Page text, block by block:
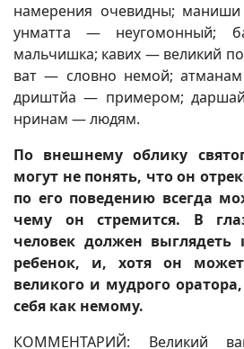
намерения очевидны;
унматта — неугомонный;
мальчишка; кавих — великий
ват — словно немой;
дриштйа — примером;
нринам — людям.
По внешнему облику
могут не понять, что он
по его поведению всегда
чему он стремится. В
человек должен выглядеть
ребенок, и, хотя он
великого и мудрого
себя как немому.
КОММЕНТАРИЙ: Великий